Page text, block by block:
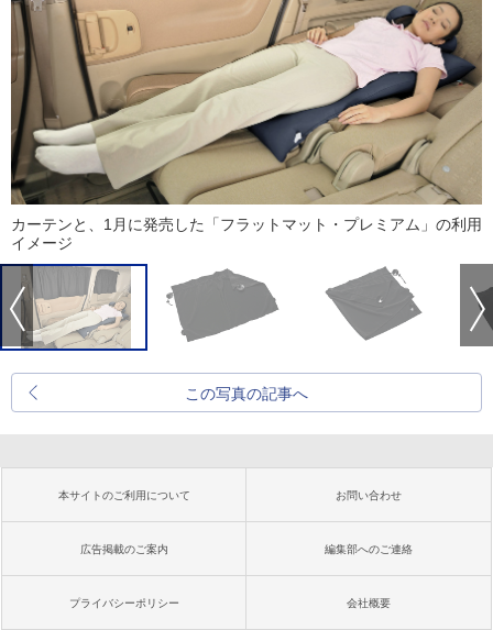
カーテンと、1月に発売した「フラットマット・プレミアム」の利用
イメージ
この写真の記事へ
本サイトのご利用について お問い合わせ
広告掲載のご案内 編集部へのご連絡
プライバシーポリシー 会社概要